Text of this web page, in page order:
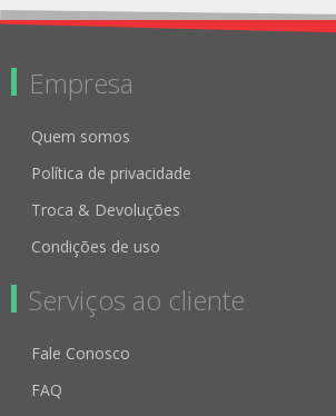
Empresa
Quem somos
Política de privacidade
Troca & Devoluções
Condições de uso
Serviços ao cliente
Fale Conosco
FAQ